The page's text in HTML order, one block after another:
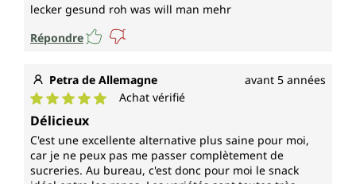
lecker gesund roh was will man mehr
Répondre
Petra de Allemagne avant 5 années
Note moyenne de 5 sur 5 étoiles
Achat vérifié
Délicieux
C'est une excellente alternative plus saine pour moi,
car je ne peux pas me passer complètement de
sucreries. Au bureau, c'est donc pour moi le snack